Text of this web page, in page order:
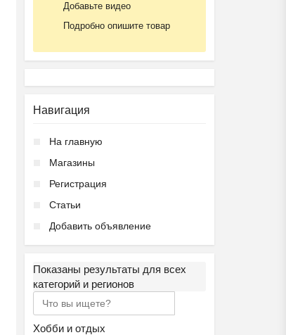
Добавьте видео
Подробно опишите товар
Навигация
На главную
Магазины
Регистрация
Статьи
Добавить объявление
Показаны результаты для всех
категорий и регионов
Хобби и отдых